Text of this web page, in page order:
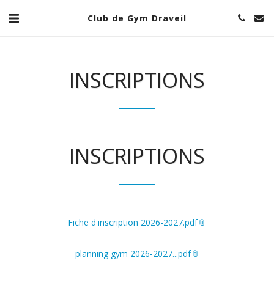
Club de Gym Draveil
INSCRIPTIONS
INSCRIPTIONS
Fiche d'inscription 2026-2027.pdf
planning gym 2026-2027...pdf